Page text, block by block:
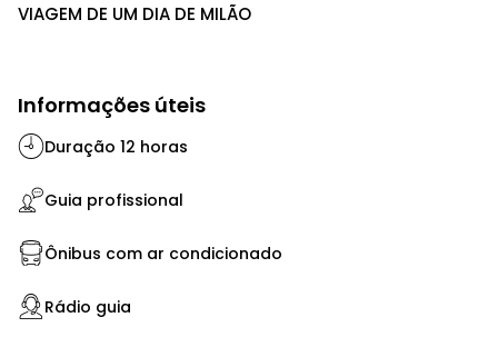
VIAGEM DE UM DIA DE MILÃO
Informações úteis
Duração 12 horas
Guia profissional
Ônibus com ar condicionado
Rádio guia